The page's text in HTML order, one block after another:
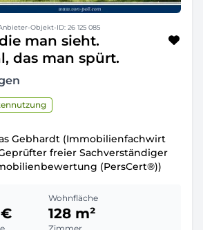
Objekt-ID: 26 125 085
man sieht.
das man spürt.
Gebhardt (Immobilienfachwirt
freier Sachverständiger
(PersCert®))
Wohnfläche
128 m²